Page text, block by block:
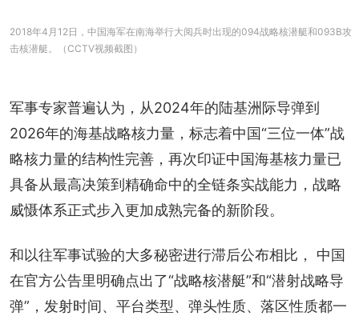
2018年4月12日，中国海军在南海举行大阅兵时出现的094战略核潜艇和093B攻
击核潜艇。（CCTV视频截图）
军事专家普遍认为，从2024年的陆基洲际导弹到
2026年的海基战略核力量，标志着中国“三位一体”战
略核力量的结构性完善，再次印证中国海基核力量已
具备从最高决策到精确命中的全链条实战能力，战略
威慑体系正式步入更加成熟完备的新阶段。
和以往军事试验的大多秘密进行滞后公布相比， 中国
在官方公告里明确点出了“战略核潜艇”和“潜射战略导
弹”，发射时间、平台类型、弹头性质、落区性质都一